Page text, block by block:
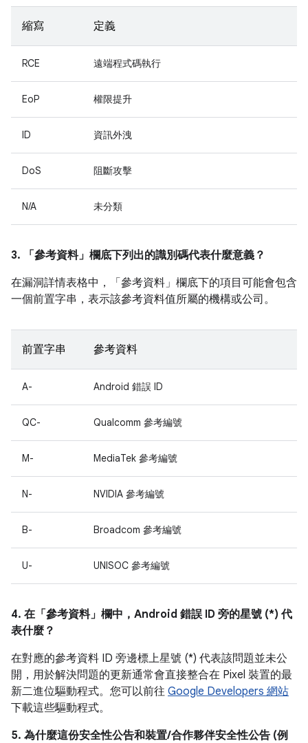
縮寫 定義
RCE 遠端程式碼執行
EoP 權限提升
ID 資訊外洩
DoS 阻斷攻擊
N/A 未分類
3. 「參考資料」 欄底下列出的識別碼代表什麼意義？
在漏洞詳情表格中，「參考資料」 欄底下的項目可能會包含
一個前置字串，表示該參考資料值所屬的機構或公司。
前置字串 參考資料
A- Android 錯誤 ID
QC- Qualcomm 參考編號
M- MediaTek 參考編號
N- NVIDIA 參考編號
B- Broadcom 參考編號
U- UNISOC 參考編號
4. 在「參考資料」 欄中，Android 錯誤 ID 旁的星號 (*) 代
表什麼？
在對應的參考資料 ID 旁邊標上星號 (*) 代表該問題並未公
開，用於解決問題的更新通常會直接整合在 Pixel 裝置的最
新二進位驅動程式。您可以前往 Google Developers 網站
下載這些驅動程式。
5. 為什麼這份安全性公告和裝置/合作夥伴安全性公告 (例